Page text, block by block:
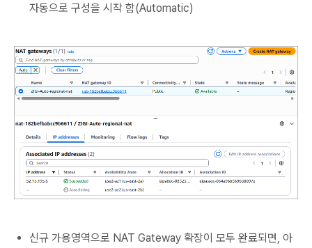
자동으로 구성을 시작 함(Automatic)
신규 가용영역으로 NAT Gateway 확장이 모두 완료되면, 아